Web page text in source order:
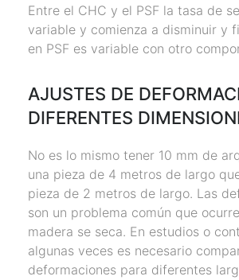
Entre el CHC y el PSF la tasa de
variable y comienza a disminuir y
en PSF es variable con otro
AJUSTES DE
DIFERENTES
No es lo mismo tener 10 mm de
una pieza de 4 metros de largo
pieza de 2 metros de largo. Las
son un problema común que
madera se seca. En estudios o
algunas veces es necesario
deformaciones para diferentes